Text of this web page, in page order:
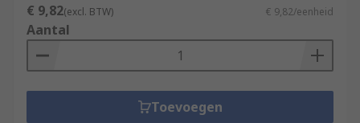
€ 9,82(excl. BTW) € 9,82/eenheid
Aantal
Toevoegen